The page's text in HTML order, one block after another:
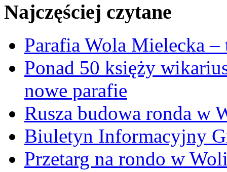
Najczęściej czytane
Parafia Wola Mielecka
Ponad 50 księży
nowe parafie
Rusza budowa ronda w
Biuletyn Informacyjny
Przetarg na rondo w